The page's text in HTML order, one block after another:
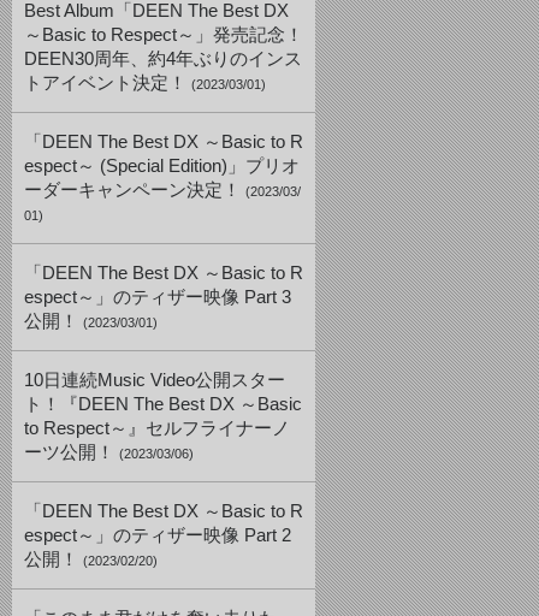
Best Album「DEEN The Best DX
～Basic to Respect～」発売記念！
DEEN30周年、約4年ぶりのインス
トアイベント決定！
(2023/03/01)
「DEEN The Best DX ～Basic to R
espect～ (Special Edition)」プリオ
ーダーキャンペーン決定！
(2023/03/
01)
「DEEN The Best DX ～Basic to R
espect～」のティザー映像 Part 3
公開！
(2023/03/01)
10日連続Music Video公開スター
ト！『DEEN The Best DX ～Basic
to Respect～』セルフライナーノ
ーツ公開！
(2023/03/06)
「DEEN The Best DX ～Basic to R
espect～」のティザー映像 Part 2
公開！
(2023/02/20)